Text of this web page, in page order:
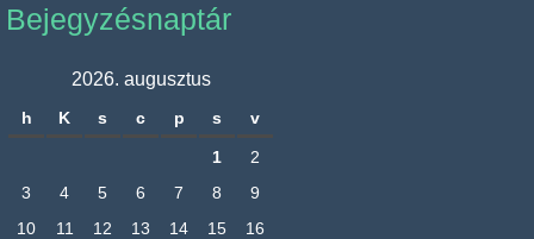
Bejegyzésnaptár
2026. augusztus
h K s c p s v
1
2
3
4 5 6 7 8
9
10
11 12 13 14 15
16